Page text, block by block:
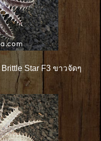
Star F3 ขาวจัดๆ